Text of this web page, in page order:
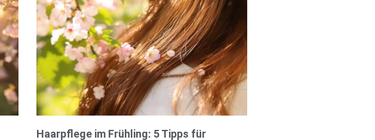
Haarpflege im Frühling: 5 Tipps für